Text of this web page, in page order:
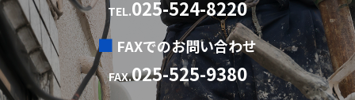
TEL.025-524-8220
FAXでのお問い合わせ
FAX.025-525-9380